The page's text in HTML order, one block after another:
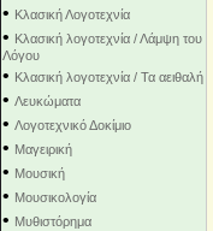
• Κλασική Λογοτεχνία
• Κλασική λογοτεχνία / Λάμψη του
Λόγου
• Κλασική λογοτεχνία / Τα αειθαλή
• Λευκώματα
• Λογοτεχνικό Δοκίμιο
• Μαγειρική
• Μουσική
• Μουσικολογία
• Μυθιστόρημα